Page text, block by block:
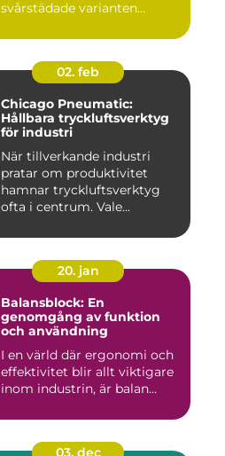
svårstädade varianten
02. feb
Chicago Pneumatic:
Hållbara tryckluftsverktyg
för industri
När tillverkande industri
pratar om produktivitet
hamnar tryckluftsverktyg
ofta i centrum. Vale...
20. jan
Balansblock: En
genomgång av funktion
och användning
I en värld där ergonomi och
effektivitet blir allt viktigare
inom industrin, är balan...
03. dec